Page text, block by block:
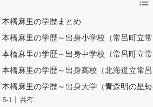
本橋麻里の学歴まとめ
本橋麻里の学歴～出身小学校（常呂町立
本橋麻里の学歴～出身中学校（常呂町立
本橋麻里の学歴～出身高校（北海道立常
本橋麻里の学歴～出身大学（青森明の星
共有: